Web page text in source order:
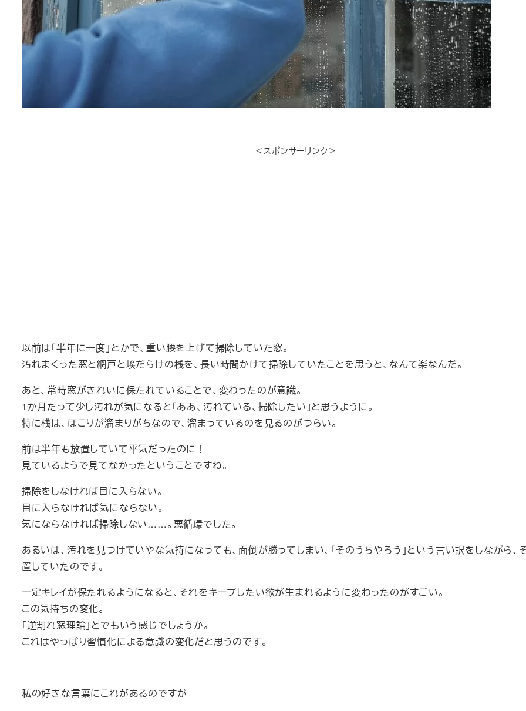
＜スポンサーリンク＞
以前は「半年に一度」とかで、重い腰を上げて掃除していた窓。
汚れまくった窓と網戸と埃だらけの桟を、長い時間かけて掃除していたことを思うと、なんて楽なんだ。
あと、常時窓がきれいに保たれていることで、変わったのが意識。
1か月たって少し汚れが気になると「ああ、汚れている、掃除したい」と思うように。
特に桟は、ほこりが溜まりがちなので、溜まっているのを見るのがつらい。
前は半年も放置していて平気だったのに！
見ているようで見てなかったということですね。
掃除をしなければ目に入らない。
目に入らなければ気にならない。
気にならなければ掃除しない……。悪循環でした。
あるいは、汚れを見つけていやな気持になっても、面倒が勝ってしまい、「そのうちやろう」という言い訳をしながら、
置していたのです。
一定キレイが保たれるようになると、それをキープしたい欲が生まれるように変わったのがすごい。
この気持ちの変化。
「逆割れ窓理論」とでもいう感じでしょうか。
これはやっぱり習慣化による意識の変化だと思うのです。
私の好きな言葉にこれがあるのですが